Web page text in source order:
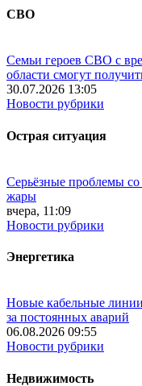
СВО
Семьи героев СВО с
области смогут
30.07.2026 13:05
Новости рубрики
Острая ситуация
Серьёзные проблемы со
жары
вчера, 11:09
Новости рубрики
Энергетика
Новые кабельные
за постоянных аварий
06.08.2026 09:55
Новости рубрики
Недвижимость